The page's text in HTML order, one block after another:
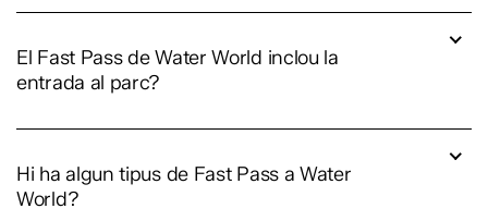
El Fast Pass de Water World inclou la
entrada al parc?
Hi ha algun tipus de Fast Pass a Water
World?